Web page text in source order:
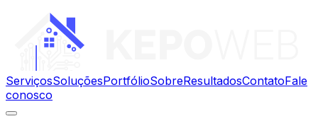
ServiçosSoluçõesPortfólioSobreResultadosContatoFale
conosco